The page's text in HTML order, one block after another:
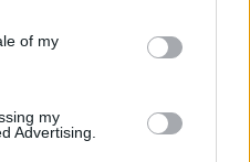
of my
my
Advertising.
γίνει πιο ελκυστικός –